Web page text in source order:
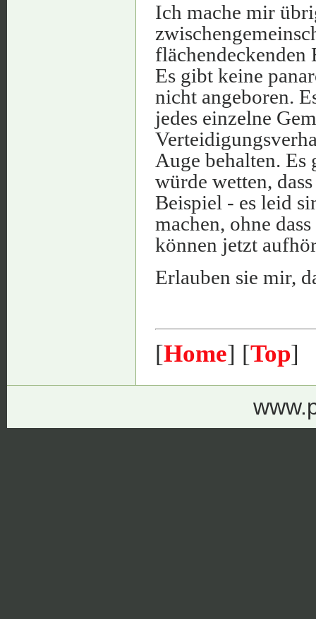
Ich mache mir
Es gibt keine
nicht angeboren.
jedes einzelne
Auge behalten. Es
würde wetten,
Beispiel - es leid
machen, ohne
können jetzt
Erlauben sie mir,
[Home] [Top]